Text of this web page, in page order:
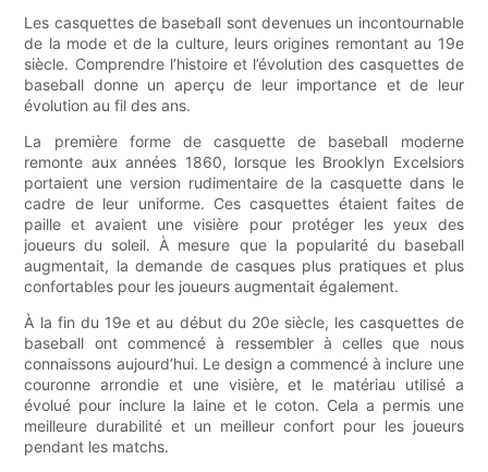
Les casquettes de baseball sont devenues un incontournable
de la mode et de la culture, leurs origines remontant au 19e
siècle. Comprendre l’histoire et l’évolution des casquettes de
baseball donne un aperçu de leur importance et de leur
évolution au fil des ans.
La première forme de casquette de baseball moderne
remonte aux années 1860, lorsque les Brooklyn Excelsiors
portaient une version rudimentaire de la casquette dans le
cadre de leur uniforme. Ces casquettes étaient faites de
paille et avaient une visière pour protéger les yeux des
joueurs du soleil. À mesure que la popularité du baseball
augmentait, la demande de casques plus pratiques et plus
confortables pour les joueurs augmentait également.
À la fin du 19e et au début du 20e siècle, les casquettes de
baseball ont commencé à ressembler à celles que nous
connaissons aujourd’hui. Le design a commencé à inclure une
couronne arrondie et une visière, et le matériau utilisé a
évolué pour inclure la laine et le coton. Cela a permis une
meilleure durabilité et un meilleur confort pour les joueurs
pendant les matchs.